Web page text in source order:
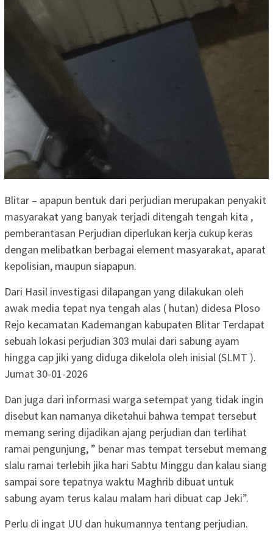
Blitar – apapun bentuk dari perjudian merupakan penyakit
masyarakat yang banyak terjadi ditengah tengah kita ,
pemberantasan Perjudian diperlukan kerja cukup keras
dengan melibatkan berbagai element masyarakat, aparat
kepolisian, maupun siapapun.
Dari Hasil investigasi dilapangan yang dilakukan oleh
awak media tepat nya tengah alas ( hutan) didesa Ploso
Rejo kecamatan Kademangan kabupaten Blitar Terdapat
sebuah lokasi perjudian 303 mulai dari sabung ayam
hingga cap jiki yang diduga dikelola oleh inisial (SLMT ).
Jumat 30-01-2026
Dan juga dari informasi warga setempat yang tidak ingin
disebut kan namanya diketahui bahwa tempat tersebut
memang sering dijadikan ajang perjudian dan terlihat
ramai pengunjung, ” benar mas tempat tersebut memang
slalu ramai terlebih jika hari Sabtu Minggu dan kalau siang
sampai sore tepatnya waktu Maghrib dibuat untuk
sabung ayam terus kalau malam hari dibuat cap Jeki”.
Perlu di ingat UU dan hukumannya tentang perjudian.